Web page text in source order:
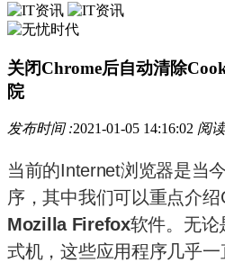
关闭Chrome后自动清除
院
发布时间 :2021-01-05 14:16:02 阅
当前的Internet浏览器是当
序，其中我们可以重点介绍
Mozilla Firefox软件。 无论
式机，这些应用程序几乎一